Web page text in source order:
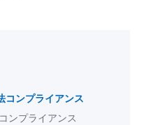
コンプライアンス
ンプライアンス